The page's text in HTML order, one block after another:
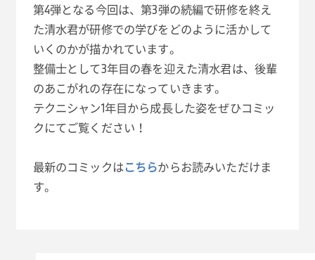
第4弾となる今回は、第3弾の続編で研修を終え
た清水君が研修での学びをどのように活かして
いくのかが描かれています。
整備士として3年目の春を迎えた清水君は、後輩
のあこがれの存在になっていきます。
テクニシャン1年目から成長した姿をぜひコミッ
クにてご覧ください！
最新のコミックはこちらからお読みいただけま
す。